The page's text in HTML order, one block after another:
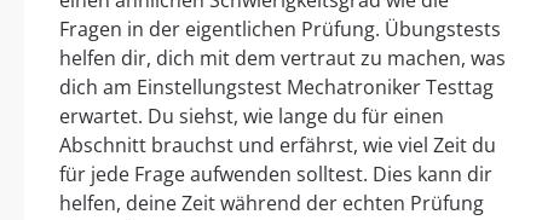
Fragen in der eigentlichen Prüfung. Übungstests
helfen dir, dich mit dem vertraut zu machen, was
dich am Einstellungstest Mechatroniker Testtag
erwartet. Du siehst, wie lange du für einen
Abschnitt brauchst und erfährst, wie viel Zeit du
für jede Frage aufwenden solltest. Dies kann dir
helfen, deine Zeit während der echten Prüfung